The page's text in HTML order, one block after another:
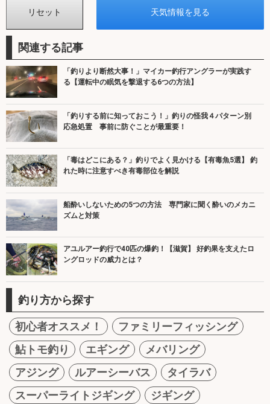
関連する記事
「釣りより断然大事！」マイカー釣行アングラーが実践す
る【運転中の眠気を撃退する6つの方法】
「釣りする前に知っておこう！」釣りの怪我４パターン別
応急処置 事前に防ぐことが最重要！
「毒はどこにある？」釣りでよく見かける【有毒魚5選】 釣
れた時に注意すべき有毒部位を解説
船酔いしないための5つの方法 専門家に聞く酔いのメカニ
ズムと対策
アユルアー釣行で40匹の爆釣！【滋賀】 好釣果を支えたロ
ングロッドの威力とは？
釣り方から探す
初心者オススメ！
ファミリーフィッシング
鮎トモ釣り
エギング
メバリング
アジング
ルアーシーバス
タイラバ
スーパーライトジギング
ジギング